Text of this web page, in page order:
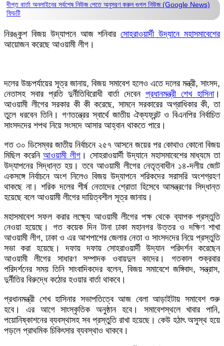
দীপ্ত বার্তা অনলাইনের সর্বশেষ নিউজ পেতে অনুসরণ করুনগুগল নিউজ (Google News)
ফিডটি
নিরঙ্কুশ বিজয় উদ্‌যাপনে আজ শনিবারসোহরাওয়ার্দী উদ্যানে মহাসমাবেশের
আয়োজন করেছে আওয়ামী লীগ।
দলের উচ্চপর্যায়ের সূত্র জানায়, বিজয় সমাবেশ হলেও এতে দলের মন্ত্রী, সাংসদ,
নেতাসহ সবার প্রতি দুর্নীতিবিরোধী বার্তা দেবেন প্রধানমন্ত্রী শেখ হাসিনা।
আওয়ামী লীগের সরকার কী কী করেছে, সামনে সরকারের অগ্রাধিকার কী, তা
তুলে ধরবেন তিনি। গণতন্ত্রের স্বার্থে জাতীয় ঐক্যফ্রন্ট ও বিএনপির নির্বাচিত
সাংসদদের শপথ নিয়ে সংসদে আসার আহ্বান থাকতে পারে।
গত ৩০ ডিসেম্বর জাতীয় নির্বাচনে ২৫৭ আসনে জয়ের পর কোথাও কোনো বিজয়
মিছিল করেনিআওয়ামী লীগ। সোহরাওয়ার্দী উদ্যানে মহাসমাবেশের মাধ্যমে তা
উদ্‌যাপনের সিদ্ধান্ত হয়। তবে আওয়ামী লীগের নেতৃত্বাধীন ১৪-দলীয় জোট
একসঙ্গে নির্বাচনে অংশ নিলেও বিজয় উদ্‌যাপনে শরিকদের সরাসরি অংশগ্রহণ
থাকছে না। শরিক দলের শীর্ষ নেতাদের শ্রোতা হিসেবে আমন্ত্রণের সিদ্ধান্ত
হয়েছে বলে আওয়ামী লীগের দায়িত্বশীল সূত্র জানায়।
মহাসমাবেশ সফল করার লক্ষ্যে আওয়ামী লীগের পক্ষ থেকে ব্যাপক প্রস্তুতি
নেওয়া হয়েছে। গত কয়েক দিন টানা ঢাকা মহানগর উত্তর ও দক্ষিণ শাখা
আওয়ামী লীগ, ঢাকা ও এর আশপাশের জেলার নেতা ও সাংসদদের নিয়ে প্রস্তুতি
সভা করা হয়েছে। দফায় দফায় সোহরাওয়ার্দী উদ্যান পরিদর্শন করেছেন
আওয়ামী লীগের সাধারণ সম্পাদক ওবায়দুল কাদের। গতকাল শুক্রবার
পরিদর্শনের সময় তিনি সাংবাদিকদের বলেন, বিজয় সমাবেশে জঙ্গিবাদ, সন্ত্রাস,
দুর্নীতির বিরুদ্ধে কঠোর হওয়ার বার্তা থাকবে।
প্রধানমন্ত্রী শেখ হাসিনার সভাপতিত্বে আজ বেলা আড়াইটায় সমাবেশ শুরু
হবে। এর আগে সাংস্কৃতিক অনুষ্ঠান হবে। সমাবেশস্থলে খাবার পানি,
পয়োনিষ্কাশনের ব্যবস্থাসহ সব প্রস্তুতি রাখা হয়েছে। কেউ হঠাৎ অসুস্থ হয়ে
পড়লে প্রাথমিক চিকিৎসার ব্যবস্থাও থাকবে।